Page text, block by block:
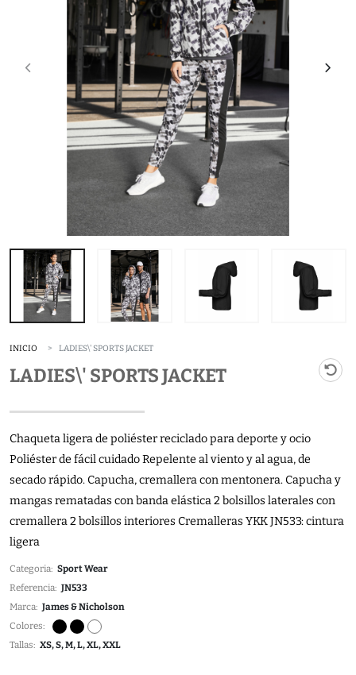
INICIO LADIES\' SPORTS JACKET
LADIES\' SPORTS JACKET
Chaqueta ligera de poliéster reciclado para deporte y ocio
Poliéster de fácil cuidado Repelente al viento y al agua, de
secado rápido. Capucha, cremallera con mentonera. Capucha y
mangas rematadas con banda elástica 2 bolsillos laterales con
cremallera 2 bolsillos interiores Cremalleras YKK JN533: cintura
ligera
Categoria: Sport Wear
Referencia: JN533
Marca: James & Nicholson
Colores:
Tallas: XS, S, M, L, XL, XXL